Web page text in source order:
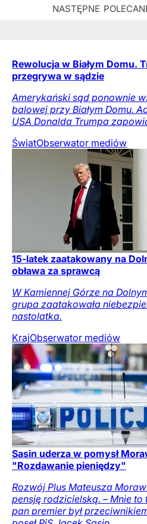
Rewolucja w Białym Domu.
przegrywa w sądzie
Amerykański sąd ponownie
balowej przy Białym Domu.
USA Donalda Trumpa
ŚwiatObserwator mediów
15-latek zaatakowany na
obława za sprawcą
W Kamiennej Górze na
grupa zaatakowała
nastolatka.
KrajObserwator mediów
Sasin uderza w pomysł
"Rozdawanie pieniędzy"
Rozwój Plus Mateusza
pensję rodzicielską. – Mnie
pan premier był